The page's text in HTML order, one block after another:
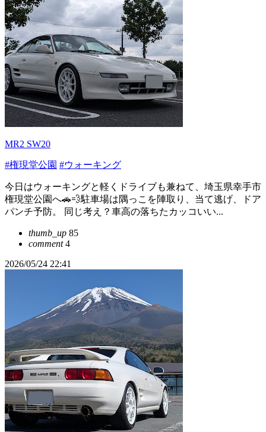
MR2 SW20
#権現堂公園 #ウォーキング
今日はウォーキングと軽くドライブも兼ねて、埼玉県幸手市
権現堂公園へ🚗💨駐車場は隅っこを陣取り、当て逃げ、ドア
パンチ予防。 同じ考え？車高の落ちたカッコいい...
thumb_up 85
comment4
2026/05/24 22:41